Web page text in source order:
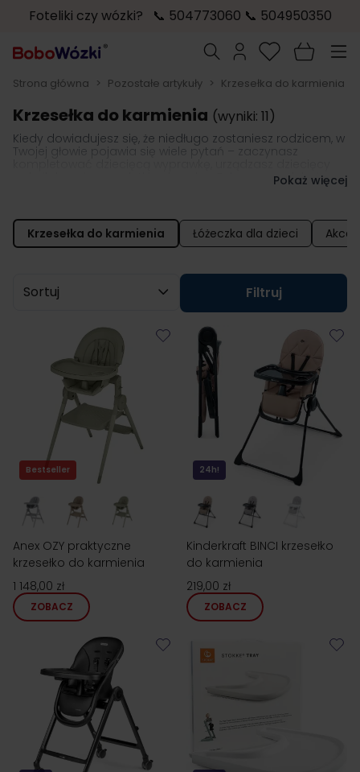
Foteliki czy wózki? 📞 504773060 📞 504950350
Szukaj
Strona główna > Pozostałe artykuły > Krzesełka do karmienia
Krzesełka do karmienia (wyniki: 11)
Kiedy dowiadujesz się, że niedługo zostaniesz rodzicem, w
Twojej głowie pojawia się wiele pytań – zaczynasz
pokoik, kupujesz malutkie ubranka. Gdy noworodek się
stajesz przed dylematem kupienia krzesełka do karmienia
dzieci.Choć rozszerzanie diety zaczyna się dopiero ok. 6.
miesiąca życia, niektóre krzesełka do karmienia dzieci
Pokaż więcej
Krzesełka do karmienia Łóżeczka dla dzieci
Sortuj wg
Filtruj
Bestseller
Anex OZY praktyczne
krzesełko do karmienia
1 148,00 zł
ZOBACZ
24h!
Kinderkraft BINCI krzesełko
do karmienia
219,00 zł
ZOBACZ